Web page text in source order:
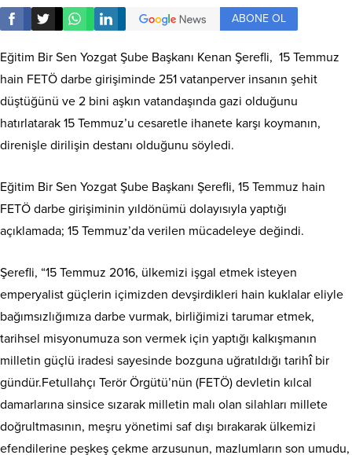
ABONE OL
Eğitim Bir Sen Yozgat Şube Başkanı Kenan Şerefli, 15 Temmuz
hain FETÖ darbe girişiminde 251 vatanperver insanın şehit
düştüğünü ve 2 bini aşkın vatandaşında gazi olduğunu
hatırlatarak 15 Temmuz’u cesaretle ihanete karşı koymanın,
direnişle dirilişin destanı olduğunu söyledi.
Eğitim Bir Sen Yozgat Şube Başkanı Şerefli, 15 Temmuz hain
FETÖ darbe girişiminin yıldönümü dolayısıyla yaptığı
açıklamada; 15 Temmuz’da verilen mücadeleye değindi.
Şerefli, “15 Temmuz 2016, ülkemizi işgal etmek isteyen
emperyalist güçlerin içimizden devşirdikleri hain kuklalar eliyle
bağımsızlığımıza darbe vurmak, birliğimizi tarumar etmek,
tarihsel misyonumuza son vermek için yaptığı kalkışmanın
milletin güçlü iradesi sayesinde bozguna uğratıldığı tarihî bir
gündür.Fetullahçı Terör Örgütü’nün (FETÖ) devletin kılcal
damarlarına sinsice sızarak milletin malı olan silahları millete
doğrultmasının, meşru yönetimi saf dışı bırakarak ülkemizi
efendilerine peşkeş çekme arzusunun, mazlumların son umudu,